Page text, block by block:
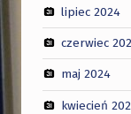
lipiec 2024
czerwiec
maj 2024
kwiecień